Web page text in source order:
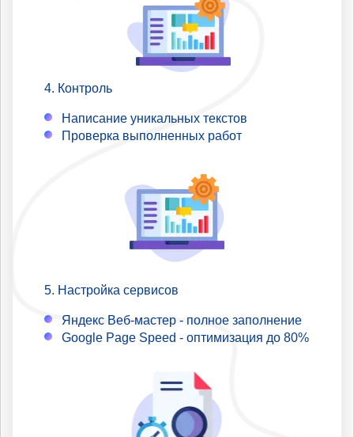
Контроль
Написание уникальных текстов
Проверка выполненных работ
Настройка сервисов
Яндекс Веб-мастер - полное заполнение
Google Page Speed - оптимизация до 80%